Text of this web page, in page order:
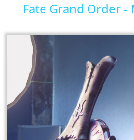
Fate Grand Order -